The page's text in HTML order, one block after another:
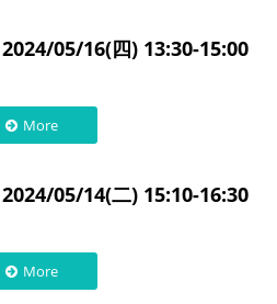
05/16(四) 13:30-15:00
More
05/14(二) 15:10-16:30
More